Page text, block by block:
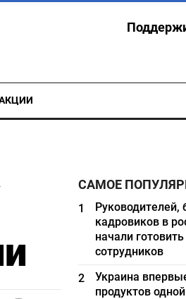
САМОЕ
1
Руководителей,
кадровиков в
начали
сотрудников
2
Украина
продуктов